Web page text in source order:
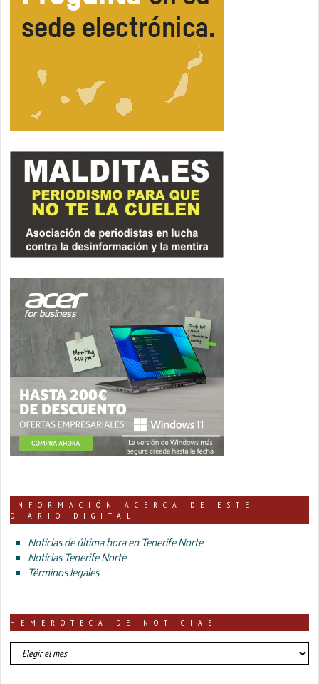
INFORMACIÓN ACERCA DE ESTE
DIARIO DIGITAL
Noticias de última hora en Tenerife Norte
Noticias Tenerife Norte
Términos legales
HEMEROTECA DE NOTICIAS
HEMEROTECA
DE